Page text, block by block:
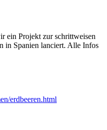
ein Projekt zur schrittweisen
in Spanien lanciert. Alle Infos
erdbeeren.html